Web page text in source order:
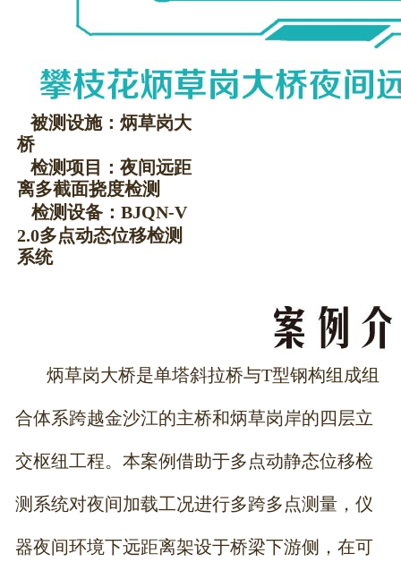
被测设施：炳草岗大
桥
检测项目：夜间远距
离多截面挠度检测
检测设备：BJQN-V
2.0多点动态位移检测
系统
炳草岗大桥是单塔斜拉桥与T型钢构组成组
合体系跨越金沙江的主桥和炳草岗岸的四层立
交枢纽工程。本案例借助于多点动静态位移检
测系统对夜间加载工况进行多跨多点测量，仪
器夜间环境下远距离架设于桥梁下游侧，在可